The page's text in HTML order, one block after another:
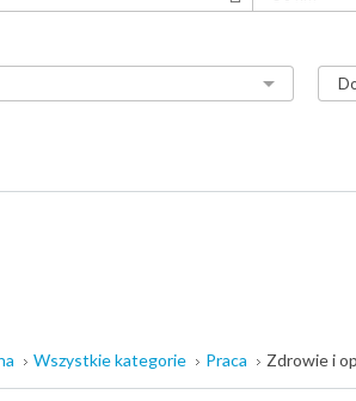
Wszystkie kategorie Praca Zdrowie i